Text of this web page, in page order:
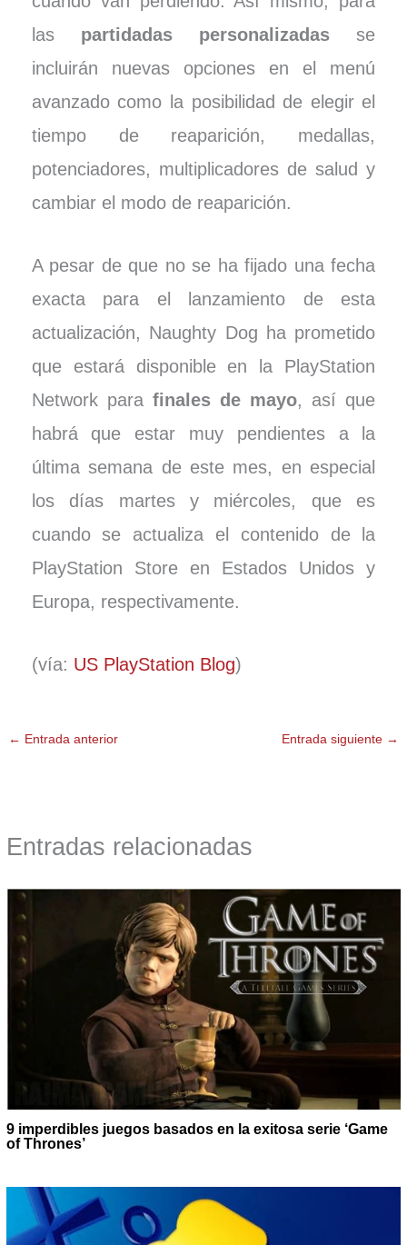
las partidadas personalizadas se
incluirán nuevas opciones en el menú
avanzado como la posibilidad de elegir el
tiempo de reaparición, medallas,
potenciadores, multiplicadores de salud y
cambiar el modo de reaparición.
A pesar de que no se ha fijado una fecha
exacta para el lanzamiento de esta
actualización, Naughty Dog ha prometido
que estará disponible en la PlayStation
Network para finales de mayo, así que
habrá que estar muy pendientes a la
última semana de este mes, en especial
los días martes y miércoles, que es
cuando se actualiza el contenido de la
PlayStation Store en Estados Unidos y
Europa, respectivamente.
(vía: US PlayStation Blog)
← Entrada anterior Entrada siguiente →
Entradas relacionadas
9 imperdibles juegos basados en la exitosa serie ‘Game
of Thrones’